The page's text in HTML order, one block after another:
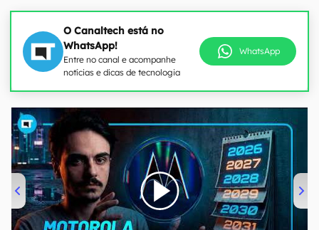
O Canaltech está no
WhatsApp!
Entre no canal e acompanhe
notícias e dicas de tecnologia
WhatsApp